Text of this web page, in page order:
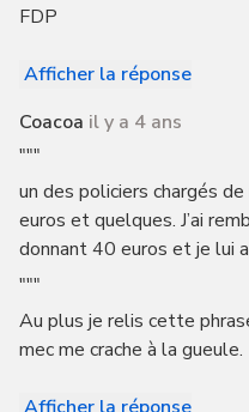
FDP
Afficher la réponse
Coacoa il y a 4 ans
"""
un des policiers chargés
euros et quelques. J’ai
donnant 40 euros et je lui
"""
Au plus je relis cette
mec me crache à la gueule.